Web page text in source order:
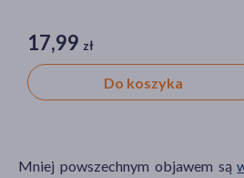
17,99 zł
Do koszyka
Mniej powszechnym objawem są